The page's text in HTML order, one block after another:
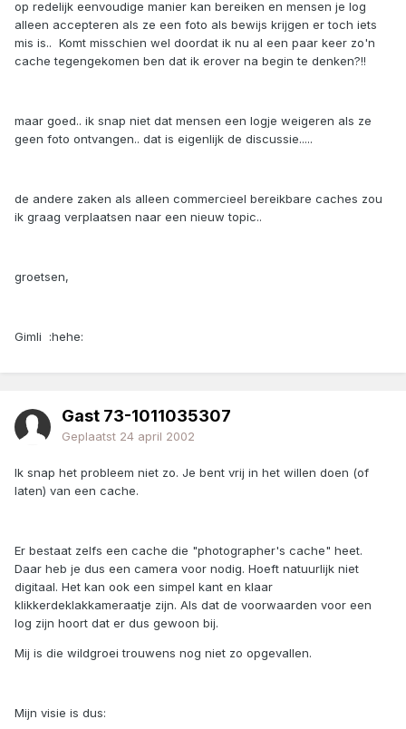
op redelijk eenvoudige manier kan bereiken en mensen je log
alleen accepteren als ze een foto als bewijs krijgen er toch iets
mis is.. Komt misschien wel doordat ik nu al een paar keer zo'n
cache tegengekomen ben dat ik erover na begin te denken?!!
maar goed.. ik snap niet dat mensen een logje weigeren als ze
geen foto ontvangen.. dat is eigenlijk de discussie.....
de andere zaken als alleen commercieel bereikbare caches zou
ik graag verplaatsen naar een nieuw topic..
groetsen,
Gimli :hehe:
Gast 73-1011035307
Geplaatst 24 april 2002
Ik snap het probleem niet zo. Je bent vrij in het willen doen (of
laten) van een cache.
Er bestaat zelfs een cache die "photographer's cache" heet.
Daar heb je dus een camera voor nodig. Hoeft natuurlijk niet
digitaal. Het kan ook een simpel kant en klaar
klikkerdeklakkameraatje zijn. Als dat de voorwaarden voor een
log zijn hoort dat er dus gewoon bij.
Mij is die wildgroei trouwens nog niet zo opgevallen.
Mijn visie is dus: